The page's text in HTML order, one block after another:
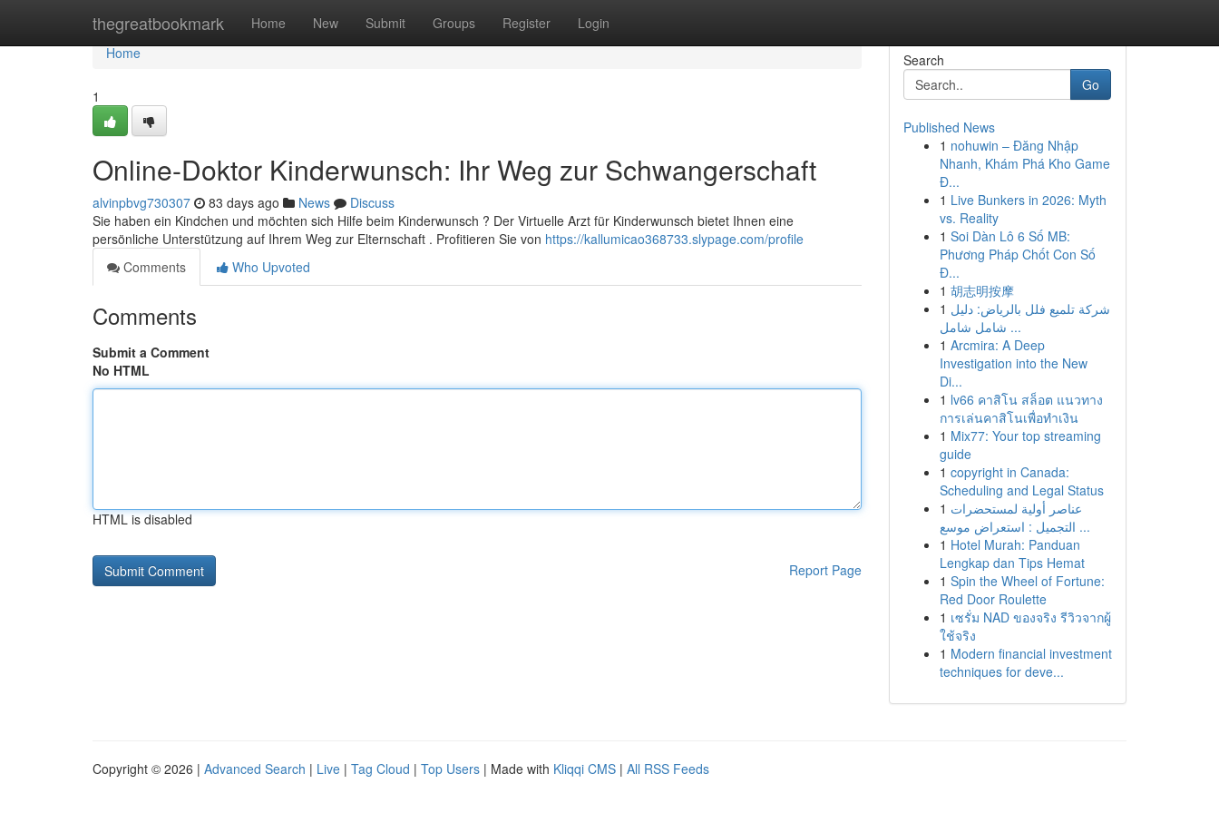
thegreatbookmark Home New Submit Groups Register Login
Home
Home
1
Online-Doktor Kinderwunsch: Ihr Weg zur Schwangerschaft
alvinpbvg730307 83 days ago News
Discuss
Sie haben ein Kindchen und möchten sich Hilfe beim Kinderwunsch ? Der Virtuelle Arzt für Kinderwunsch bietet Ihnen eine
persönliche Unterstützung auf Ihrem Weg zur Elternschaft . Profitieren Sie von https://kallumicao368733.slypage.com/profile
Comments
Who Upvoted
Comments
Submit a Comment
No HTML
HTML is disabled
Report Page
Search
Go
Published News
1 nohuwin – Đăng Nhập
Nhanh, Khám Phá Kho Game
Đ...
1 Live Bunkers in 2026: Myth
vs. Reality
1 Soi Dàn Lô 6 Số MB:
Phương Pháp Chốt Con Số
Đ...
1 胡志明按摩
1 شركة تلميع فلل بالرياض: دليل
شامل شامل ...
1 Arcmira: A Deep
Investigation into the New
Di...
1 lv66 คาสิโน สล็อต แนวทาง
การเล่นคาสิโนเพื่อทำเงิน
1 Mix77: Your top streaming
guide
1 copyright in Canada:
Scheduling and Legal Status
1 عناصر أولية لمستحضرات
التجميل : استعراض موسع ...
1 Hotel Murah: Panduan
Lengkap dan Tips Hemat
1 Spin the Wheel of Fortune:
Red Door Roulette
1 เซรั่ม NAD ของจริง รีวิวจากผู้
ใช้จริง
1 Modern financial investment
techniques for deve...
Copyright © 2026 | Advanced Search | Live | Tag Cloud | Top Users | Made with Kliqqi CMS | All RSS Feeds